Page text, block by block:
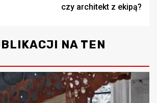
czy architekt z ekipą?
NA TEN